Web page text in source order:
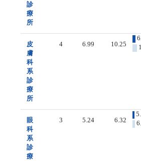
診
療
所
皮
膚
科
系
診
療
所
4 6.99 10.25
眼
科
系
診
療
3 5.24 6.32